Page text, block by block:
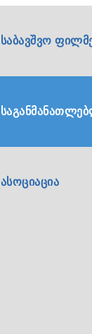
საბავშვო
ასოციაცია